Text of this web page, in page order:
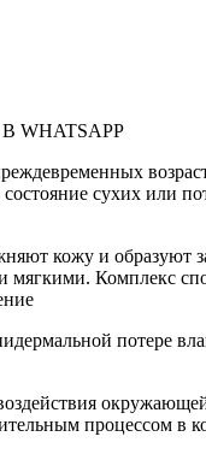
сухих или
кожу и образуют
Комплекс
потере
процессом в